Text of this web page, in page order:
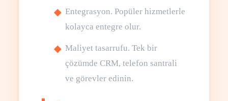
Entegrasyon. Popüler hizmetlerle
kolayca entegre olur.
Maliyet tasarrufu. Tek bir
çözümde CRM, telefon santrali
ve görevler edinin.